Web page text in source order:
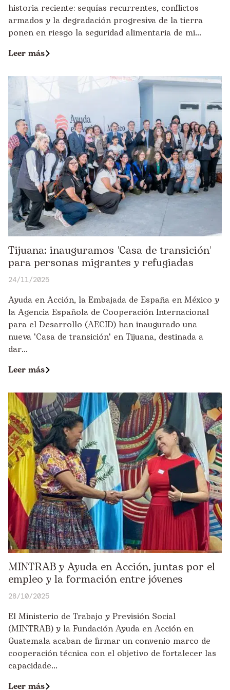
historia reciente: sequías recurrentes, conflictos
armados y la degradación progresiva de la tierra
ponen en riesgo la seguridad alimentaria de mi...
Leer más
Tijuana: inauguramos 'Casa de transición'
para personas migrantes y refugiadas
24/11/2025
Ayuda en Acción, la Embajada de España en México y
la Agencia Española de Cooperación Internacional
para el Desarrollo (AECID) han inaugurado una
nueva 'Casa de transición' en Tijuana, destinada a
dar...
Leer más
MINTRAB y Ayuda en Acción, juntas por el
empleo y la formación entre jóvenes
28/10/2025
El Ministerio de Trabajo y Previsión Social
(MINTRAB) y la Fundación Ayuda en Acción en
Guatemala acaban de firmar un convenio marco de
cooperación técnica con el objetivo de fortalecer las
capacidade...
Leer más